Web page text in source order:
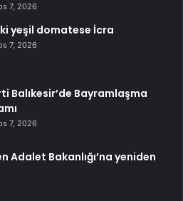
7, 2026
yeşil domatese İcra
7, 2026
Balıkesir’de Bayramlaşma
7, 2026
Adalet Bakanlığı’na yeniden